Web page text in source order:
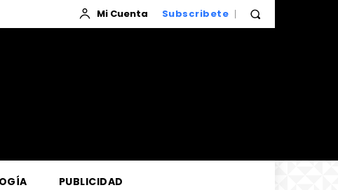
Mi Cuenta Subscribete
PUBLICIDAD